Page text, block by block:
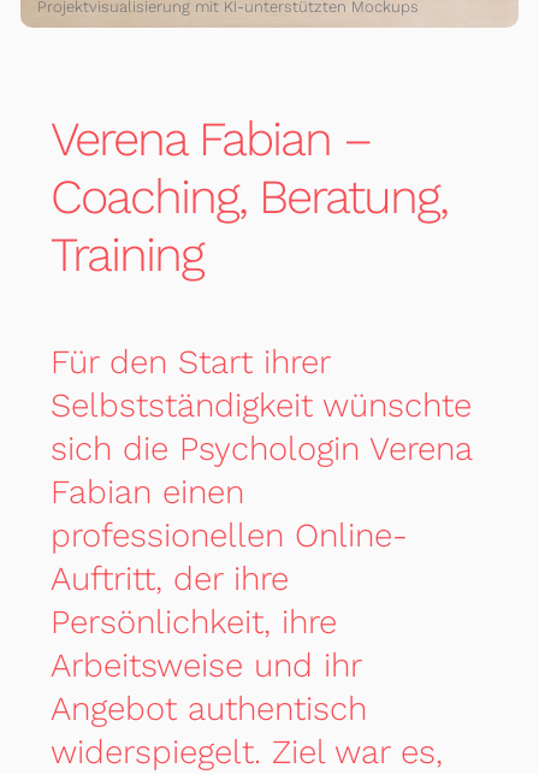
Projektvisualisierung mit KI-unterstützten Mockups
Verena Fabian –
Coaching, Beratung,
Training
Für den Start ihrer
Selbstständigkeit wünschte
sich die Psychologin Verena
Fabian einen
professionellen Online-
Auftritt, der ihre
Persönlichkeit, ihre
Arbeitsweise und ihr
Angebot authentisch
widerspiegelt. Ziel war es,